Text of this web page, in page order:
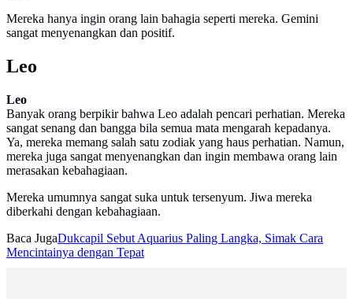
Mereka hanya ingin orang lain bahagia seperti mereka. Gemini
sangat menyenangkan dan positif.
Leo
Leo
Banyak orang berpikir bahwa Leo adalah pencari perhatian. Mereka
sangat senang dan bangga bila semua mata mengarah kepadanya.
Ya, mereka memang salah satu zodiak yang haus perhatian. Namun,
mereka juga sangat menyenangkan dan ingin membawa orang lain
merasakan kebahagiaan.
Mereka umumnya sangat suka untuk tersenyum. Jiwa mereka
diberkahi dengan kebahagiaan.
Baca JugaDukcapil Sebut Aquarius Paling Langka, Simak Cara
Mencintainya dengan Tepat